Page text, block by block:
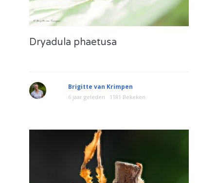
Dryadula phaetusa
Brigitte van Krimpen
6 jaar geleden 1181 Bekeken